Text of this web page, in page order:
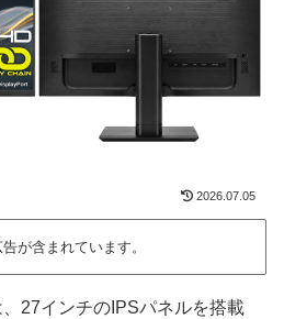
2026.07.05
が含まれています。
27インチのIPSパネルを搭載